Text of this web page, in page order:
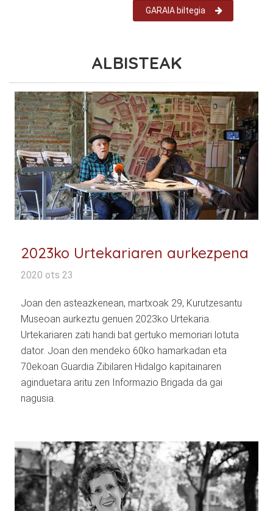
GARAIA biltegia
ALBISTEAK
2023ko Urtekariaren aurkezpena
2020 ots 23
Joan den asteazkenean, martxoak 29, Kurutzesantu
Museoan aurkeztu genuen 2023ko Urtekaria.
Urtekariaren zati handi bat gertuko memoriari lotuta
dator. Joan den mendeko 60ko hamarkadan eta
70ekoan Guardia Zibilaren Hidalgo kapitainaren
aginduetara aritu zen Informazio Brigada da gai
nagusia.